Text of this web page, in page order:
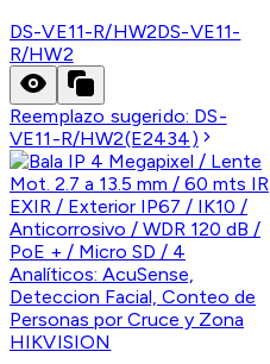
DS-VE11-R/HW2DS-VE11-
R/HW2
Reemplazo sugerido: DS-
VE11-R/HW2(E2434)
HIKVISION